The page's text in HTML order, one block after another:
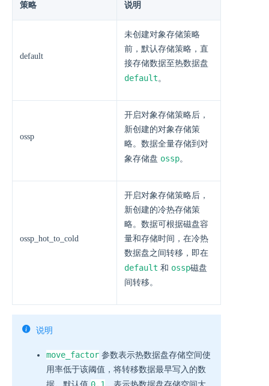
策略 说明
default
未创建对象存储策略
前，默认存储策略，直
接存储数据至热数据盘
default。
ossp
开启对象存储策略后，
新创建的对象存储策
略。数据全量存储到对
象存储盘 ossp。
ossp_hot_to_cold
开启对象存储策略后，
新创建的冷热存储策
略。数据可根据磁盘容
量和存储时间，在冷热
数据盘之间转移，即在
default 和 ossp磁盘
间转移。
说明
move_factor 参数表示热数据盘存储空间使
用率低于该阈值，将转移数据最早写入的数